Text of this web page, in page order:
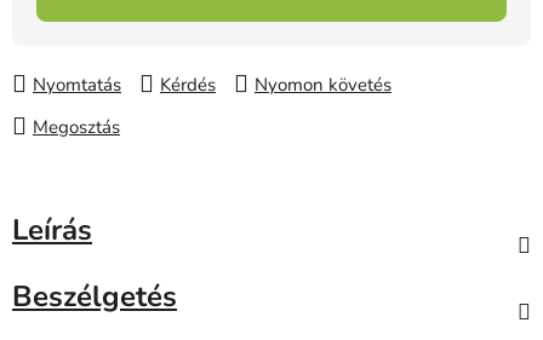
Nyomtatás Kérdés
Nyomon követés
Megosztás
Leírás
Beszélgetés